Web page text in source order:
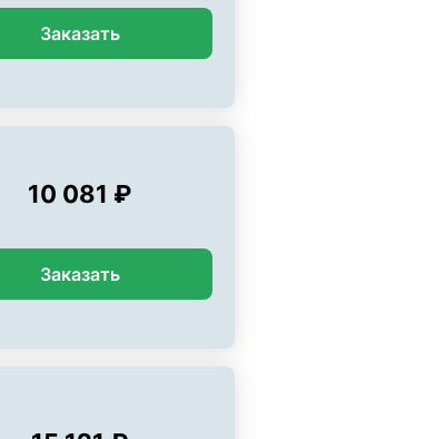
Заказать
10 081 ₽
Заказать